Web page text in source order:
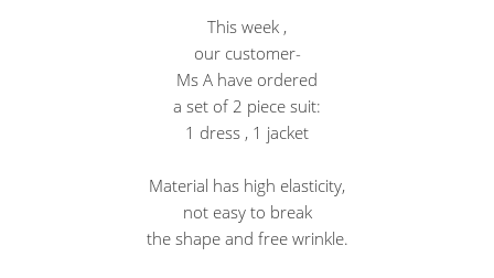
This week ,
our customer-
Ms A have ordered
a set of 2 piece suit:
1 dress , 1 jacket
Material has high elasticity,
not easy to break
the shape and free wrinkle.